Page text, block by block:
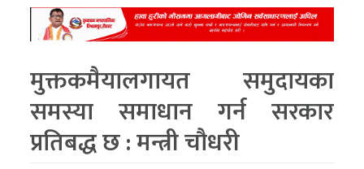
मुक्तकमैयालगायत समुदायका
समस्या समाधान गर्न सरकार
प्रतिबद्ध छ : मन्त्री चौधरी